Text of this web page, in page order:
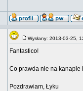
Wysłany: 2013-03-25,
Fantastico!
Co prawda nie na kanapie
Pozdrawiam, Łyku